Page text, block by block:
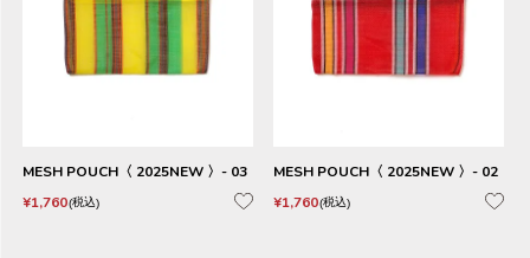
MESH POUCH〈 2025NEW 〉- 03
¥1,760 税込
MESH POUCH〈 2025NEW 〉- 02
¥1,760 税込